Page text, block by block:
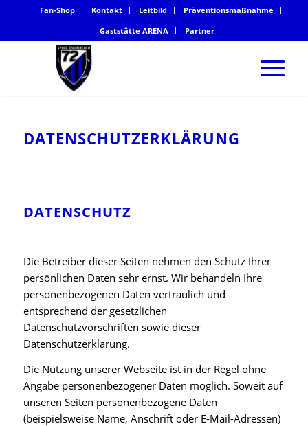
Fan-Shop Kontakt Leitbild
Präventionsmaßnahme
Gaststätte ARENA
Partner
DATENSCHUTZERKLÄRUNG
DATENSCHUTZ
Die Betreiber dieser Seiten nehmen den Schutz Ihrer
persönlichen Daten sehr ernst. Wir behandeln Ihre
personenbezogenen Daten vertraulich und
entsprechend der gesetzlichen
Datenschutzvorschriften sowie dieser
Datenschutzerklärung.
Die Nutzung unserer Webseite ist in der Regel ohne
Angabe personenbezogener Daten möglich. Soweit auf
unseren Seiten personenbezogene Daten
(beispielsweise Name, Anschrift oder E-Mail-Adressen)